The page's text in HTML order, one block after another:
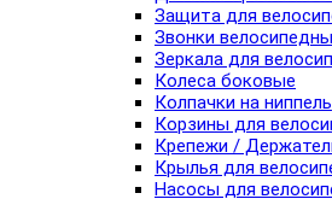
Защита для
Звонки
Зеркала для
Колеса боковые
Колпачки на ниппель
Корзины для
Крепежи /
Крылья для
Насосы для